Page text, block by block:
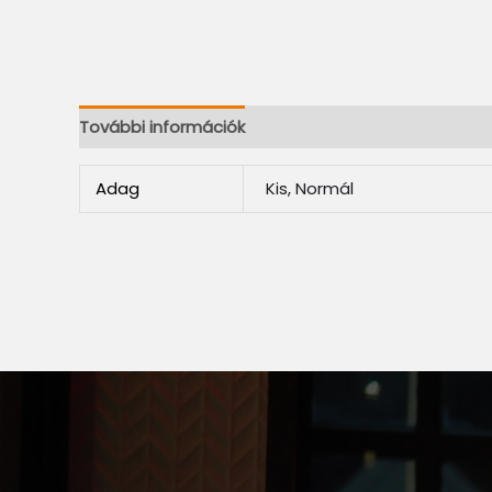
További információk
Adag Kis, Normál